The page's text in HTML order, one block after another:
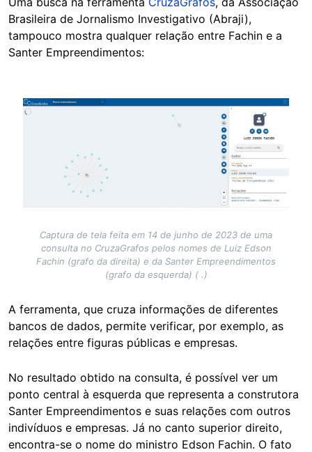
Brasileira de Jornalismo Investigativo (Abraji),
tampouco mostra qualquer relação entre Fachin e a
Santer Empreendimentos:
Image
Captura de tela feita em 14 de junho de 2023 de uma
consulta no CruzaGrafos pelos nomes de Luiz Edson
Fachin (grafo da direita) e da Santer Empreendimentos
(grafo da esquerda) ( .)
A ferramenta, que cruza informações de diferentes
bancos de dados, permite verificar, por exemplo, as
relações entre figuras públicas e empresas.
No resultado obtido na consulta, é possível ver um
ponto central à esquerda que representa a construtora
Santer Empreendimentos e suas relações com outros
indivíduos e empresas. Já no canto superior direito,
encontra-se o nome do ministro Edson Fachin. O fato